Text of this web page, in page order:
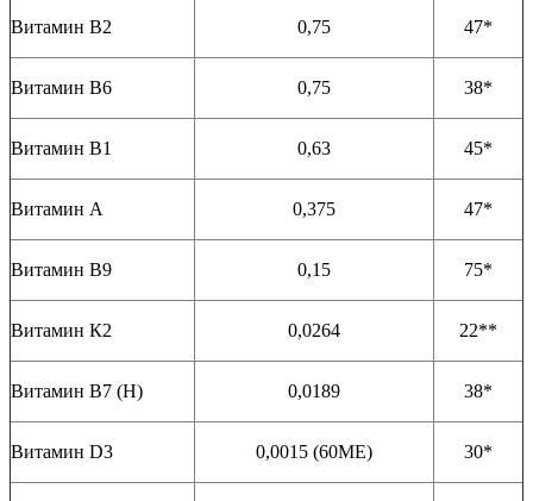
Витамин В2 0,75 47*
Витамин В6 0,75 38*
Витамин В1 0,63 45*
Витамин А 0,375 47*
Витамин В9 0,15 75*
Витамин К2 0,0264 22**
Витамин В7 (Н) 0,0189 38*
Витамин D3 0,0015 (60МЕ) 30*